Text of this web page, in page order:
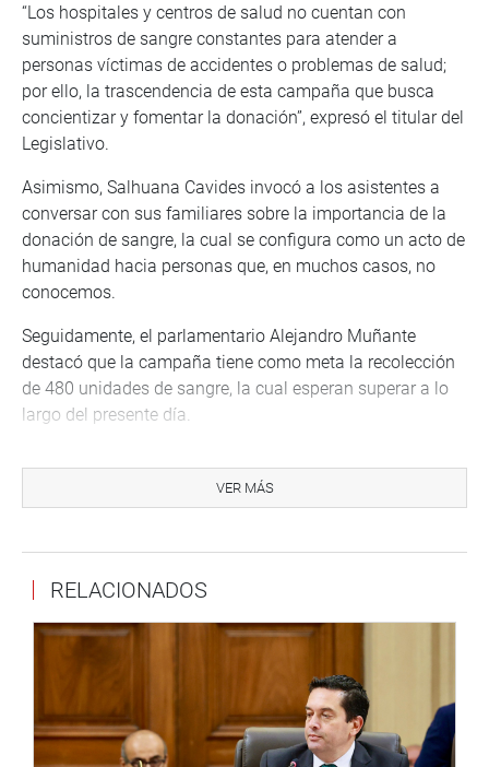
“Los hospitales y centros de salud no cuentan con
suministros de sangre constantes para atender a
personas víctimas de accidentes o problemas de salud;
por ello, la trascendencia de esta campaña que busca
concientizar y fomentar la donación”, expresó el titular del
Legislativo.
Asimismo, Salhuana Cavides invocó a los asistentes a
conversar con sus familiares sobre la importancia de la
donación de sangre, la cual se configura como un acto de
humanidad hacia personas que, en muchos casos, no
conocemos.
Seguidamente, el parlamentario Alejandro Muñante
destacó que la campaña tiene como meta la recolección
de 480 unidades de sangre, la cual esperan superar a lo
largo del presente día.
presenté el Proyecto de Ley 5925/2023-CR, Ley que
declara el Día Nacional del donante de sangre el 14 de
que se convierta en ley”, indicó a los asistentes.
De parte de la Universidad Peruana Unión, estuvieron
presentes el rector, Walter Murillo Antón; el vicerrector de
Bienestar Universitario, Eduardo Bailón Azurín y el gerente
de la institución, Martín Saldaña Dávila.
Además, participaron el viceministro de Salud Pública del
VER MÁS
RELACIONADOS